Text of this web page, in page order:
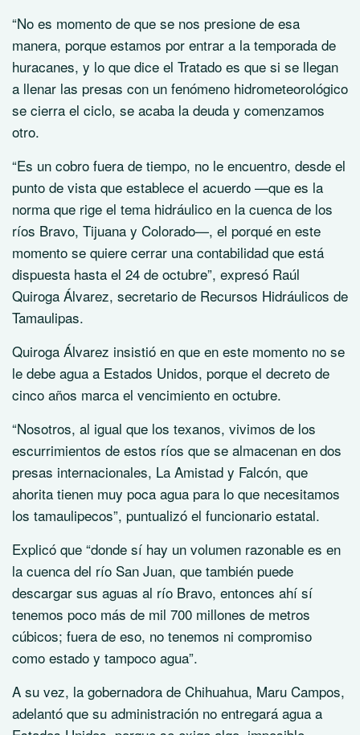
“No es momento de que se nos presione de esa
manera, porque estamos por entrar a la temporada de
huracanes, y lo que dice el Tratado es que si se llegan
a llenar las presas con un fenómeno hidrometeorológico
se cierra el ciclo, se acaba la deuda y comenzamos
otro.
“Es un cobro fuera de tiempo, no le encuentro, desde el
punto de vista que establece el acuerdo —que es la
norma que rige el tema hidráulico en la cuenca de los
ríos Bravo, Tijuana y Colorado—, el porqué en este
momento se quiere cerrar una contabilidad que está
dispuesta hasta el 24 de octubre”, expresó Raúl
Quiroga Álvarez, secretario de Recursos Hidráulicos de
Tamaulipas.
Quiroga Álvarez insistió en que en este momento no se
le debe agua a Estados Unidos, porque el decreto de
cinco años marca el vencimiento en octubre.
“Nosotros, al igual que los texanos, vivimos de los
escurrimientos de estos ríos que se almacenan en dos
presas internacionales, La Amistad y Falcón, que
ahorita tienen muy poca agua para lo que necesitamos
los tamaulipecos”, puntualizó el funcionario estatal.
Explicó que “donde sí hay un volumen razonable es en
la cuenca del río San Juan, que también puede
descargar sus aguas al río Bravo, entonces ahí sí
tenemos poco más de mil 700 millones de metros
cúbicos; fuera de eso, no tenemos ni compromiso
como estado y tampoco agua”.
A su vez, la gobernadora de Chihuahua, Maru Campos,
adelantó que su administración no entregará agua a